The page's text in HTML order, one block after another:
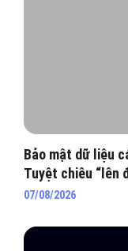
Bảo mật dữ liệu
Tuyệt chiêu “lên
07/08/2026